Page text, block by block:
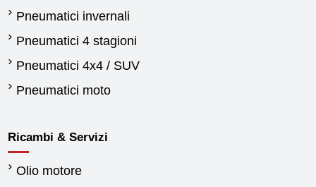
Pneumatici invernali
Pneumatici 4 stagioni
Pneumatici 4x4 / SUV
Pneumatici moto
Ricambi & Servizi
Olio motore